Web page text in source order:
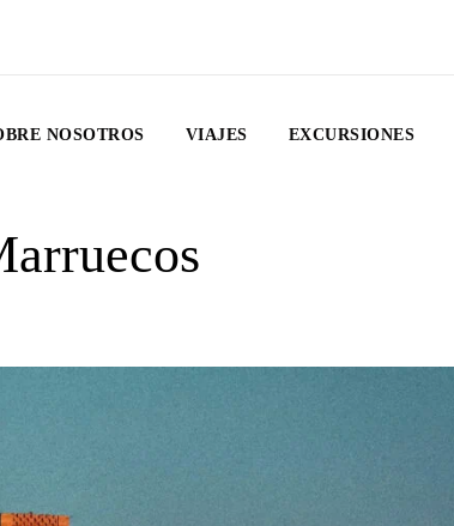
NOSOTROS VIAJES EXCURSIONES